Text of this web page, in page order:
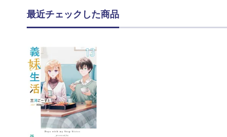
最近チェックした商品